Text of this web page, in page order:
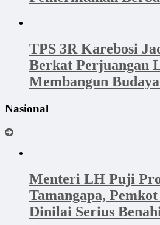
TPS 3R Karebosi
Berkat Perjuangan
Membangun
Nasional
Menteri LH Puji
Tamangapa,
Dinilai Serius